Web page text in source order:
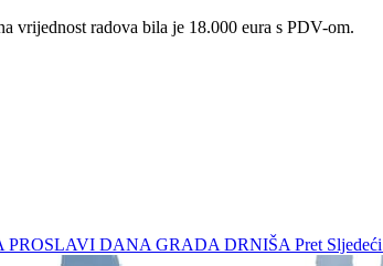
vrijednost radova bila je 18.000 eura s PDV-om.
PROSLAVI DANA GRADA DRNIŠA Pret